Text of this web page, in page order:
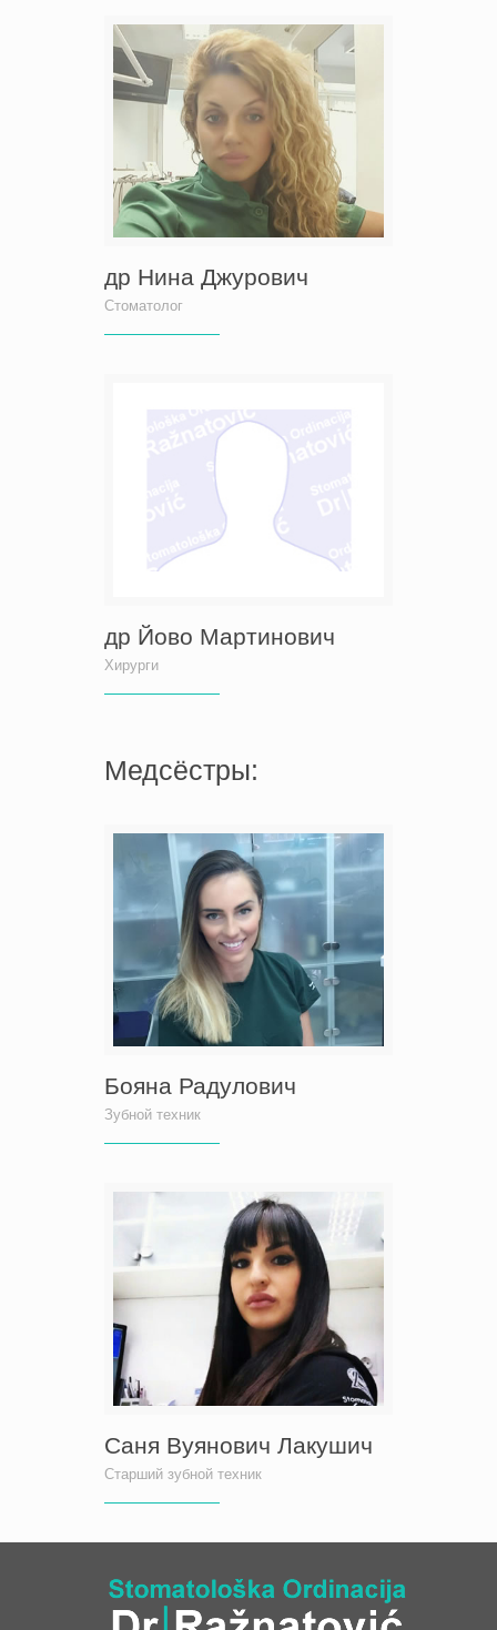
др Нина Джурович
Стоматолог
др Йово Мартинович
Хирурги
Медсёстры:
Бояна Радулович
Зубной техник
Саня Вуянович Лакушич
Старший зубной техник